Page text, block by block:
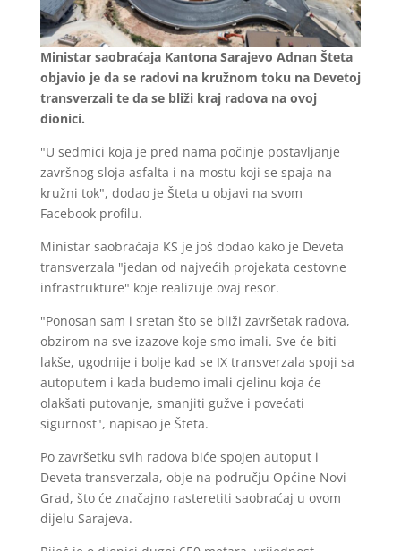
Ministar saobraćaja Kantona Sarajevo Adnan Šteta
objavio je da se radovi na kružnom toku na Devetoj
transverzali te da se bliži kraj radova na ovoj
dionici.
"U sedmici koja je pred nama počinje postavljanje
završnog sloja asfalta i na mostu koji se spaja na
kružni tok", dodao je Šteta u objavi na svom
Facebook profilu.
Ministar saobraćaja KS je još dodao kako je Deveta
transverzala "jedan od najvećih projekata cestovne
infrastrukture" koje realizuje ovaj resor.
"Ponosan sam i sretan što se bliži završetak radova,
obzirom na sve izazove koje smo imali. Sve će biti
lakše, ugodnije i bolje kad se IX transverzala spoji sa
autoputem i kada budemo imali cjelinu koja će
olakšati putovanje, smanjiti gužve i povećati
sigurnost", napisao je Šteta.
Po završetku svih radova biće spojen autoput i
Deveta transverzala, obje na području Općine Novi
Grad, što će značajno rasteretiti saobraćaj u ovom
dijelu Sarajeva.